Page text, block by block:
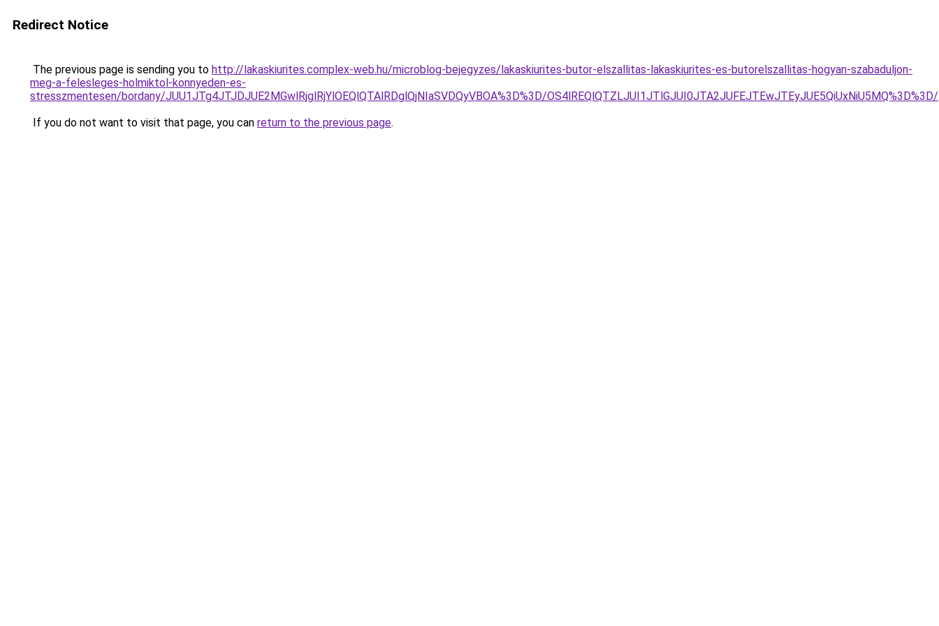
Redirect Notice
The previous page is sending you to http://lakaskiurites.complex-web.hu/microblog-bejegyzes/lakaskiurites-butor-elszallitas-lakaskiurites-es-butorelszallitas-hogyan-szabaduljon-
meg-a-felesleges-holmiktol-konnyeden-es-
stresszmentesen/bordany/JUU1JTg4JTJDJUE2MGwlRjglRjYlOEQlQTAlRDglQjNIaSVDQyVBOA%3D%3D/OS4lREQlQTZLJUI1JTlGJUI0JTA2JUFEJTEwJTEyJUE5QiUxNiU5MQ%3D%3D/
If you do not want to visit that page, you can return to the previous page.